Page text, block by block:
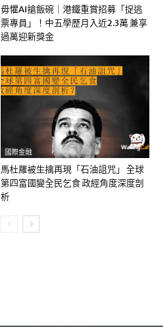
毋懼AI搶飯碗｜港鐵重賞招募「捉逃
票專員」！中五學歷月入近2.3萬 兼享
過萬迎新獎金
國際金融
馬杜羅被生擒再現「石油詛咒」 全球
第四富國變全民乞食 政經角度深度剖
析